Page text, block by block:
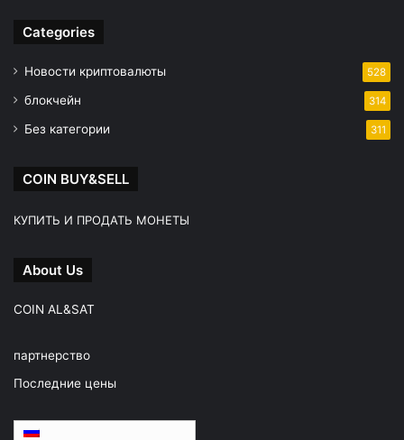
Categories
Новости криптовалюты 528
блокчейн 314
Без категории 311
COIN BUY&SELL
КУПИТЬ И ПРОДАТЬ МОНЕТЫ
About Us
COIN AL&SAT
партнерство
Последние цены